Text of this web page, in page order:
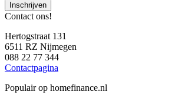
Inschrijven
Contact ons!
Hertogstraat 131
6511 RZ Nijmegen
088 22 77 344
Contactpagina
Populair op homefinance.nl